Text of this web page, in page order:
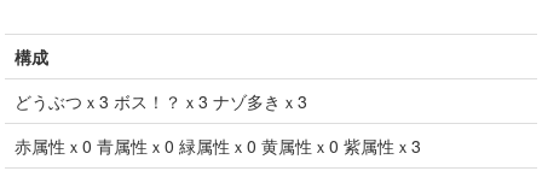
構成
どうぶつｘ3 ボス！？ｘ3 ナゾ多きｘ3
赤属性ｘ 0 青属性ｘ 0 緑属性ｘ 0 黄属性ｘ 0 紫属性ｘ 3